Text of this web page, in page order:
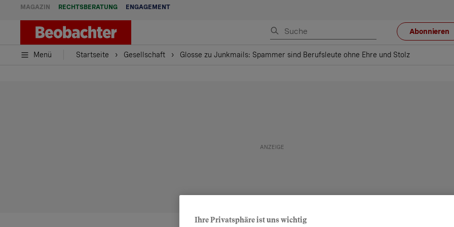
MAGAZIN RECHTSBERATUNG ENGAGEMENT
Abonnieren
Menü Startseite Gesellschaft Glosse zu Junkmails: Spammer sind Berufsleute ohne Ehre und Stolz
Ihre Privatsphäre ist uns wichtig